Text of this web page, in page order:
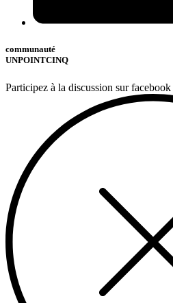
communauté
UNPOINTCINQ
Participez à la discussion sur facebook